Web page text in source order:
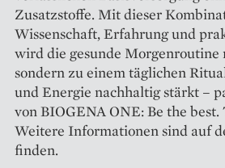
Zusatzstoffe. Mit dieser
Wissenschaft, Erfahrung und
wird die gesunde Morgenroutine
sondern zu einem täglichen
und Energie nachhaltig stärkt –
von BIOGENA ONE: Be the best.
Weitere Informationen sind auf
finden.